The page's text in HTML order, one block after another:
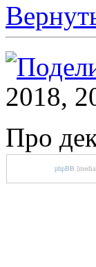
2018,
Про
phpBB